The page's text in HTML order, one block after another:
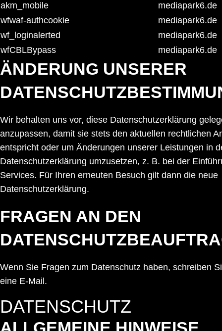
akm_mobile
mediapark6.de
wfwaf-authcookie
mediapark6.de
wf_loginalerted
mediapark6.de
wfCBLBypass
mediapark6.de
ÄNDERUNG UNSERER
Wir behalten uns vor, diese Datenschutzerklärung
anzupassen, damit sie stets den aktuellen rechtlichen
entspricht oder um Änderungen unserer Leistungen in
Datenschutzerklärung umzusetzen, z. B. bei der
Services. Für Ihren erneuten Besuch gilt dann die neue
Datenschutzerklärung.
FRAGEN AN DEN
Wenn Sie Fragen zum Datenschutz haben, schreiben
eine E-Mail.
DATENSCHUTZ